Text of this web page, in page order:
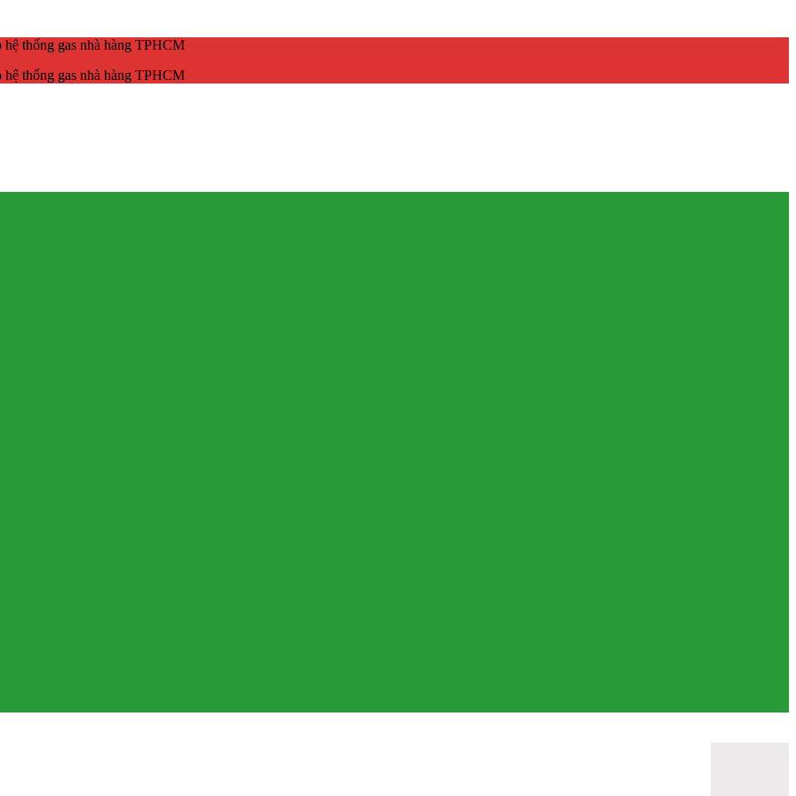
thống gas nhà hàng TPHCM
thống gas nhà hàng TPHCM